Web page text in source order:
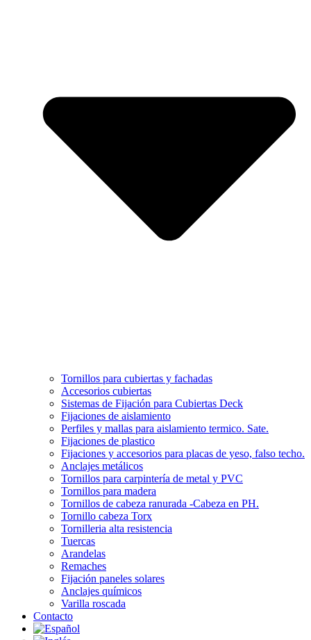
Tornillos para cubiertas y fachadas
Accesorios cubiertas
Sistemas de Fijación para Cubiertas Deck
Fijaciones de aislamiento
Perfiles y mallas para aislamiento termico. Sate.
Fijaciones de plastico
Fijaciones y accesorios para placas de yeso, falso techo.
Anclajes metálicos
Tornillos para carpintería de metal y PVC
Tornillos para madera
Tornillos de cabeza ranurada -Cabeza en PH.
Tornillo cabeza Torx
Tornilleria alta resistencia
Tuercas
Arandelas
Remaches
Fijación paneles solares
Anclajes químicos
Varilla roscada
Contacto